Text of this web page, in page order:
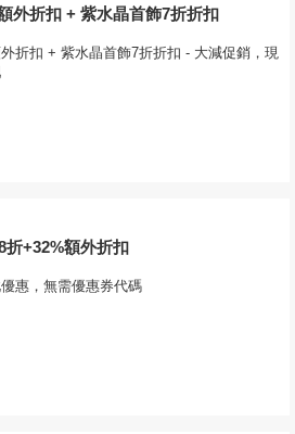
外折扣 + 紫水晶首飾7折折扣
折扣 + 紫水晶首飾7折折扣 - 大減促銷，現
折+32%額外折扣
惠，無需優惠券代碼